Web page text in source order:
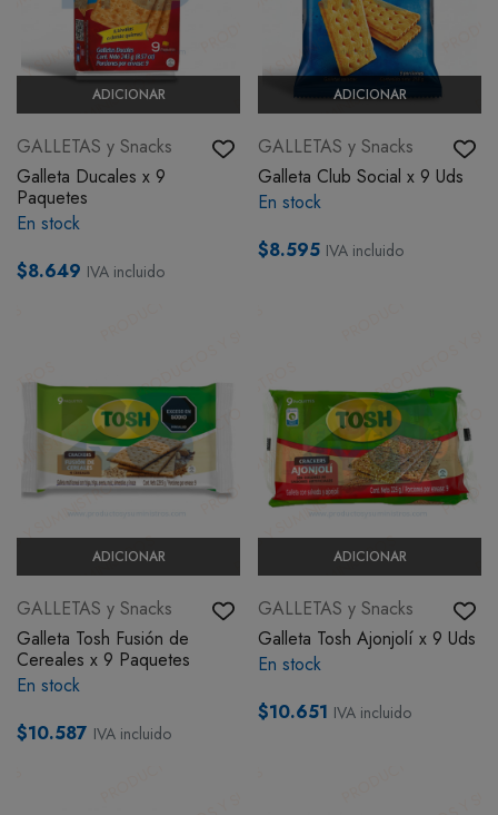
ADICIONAR
GALLETAS y Snacks
Galleta Ducales x 9
Paquetes
En stock
$8.649 IVA incluido
ADICIONAR
GALLETAS y Snacks
Galleta Club Social x 9 Uds
En stock
$8.595 IVA incluido
ADICIONAR
GALLETAS y Snacks
Galleta Tosh Fusión de
Cereales x 9 Paquetes
En stock
$10.587 IVA incluido
ADICIONAR
GALLETAS y Snacks
Galleta Tosh Ajonjolí x 9 Uds
En stock
$10.651 IVA incluido